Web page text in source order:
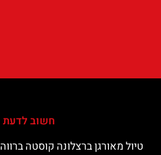
חשוב לדעת
טיול מאורגן ברצלונה קוסטה ברווה